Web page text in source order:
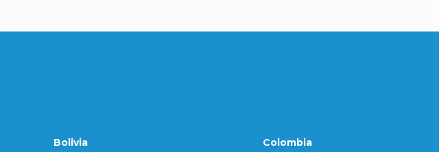
Bolivia
Colombia